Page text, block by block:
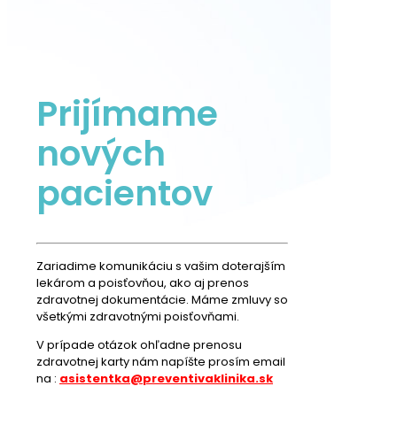
Prijímame
nových
pacientov
Zariadime komunikáciu s vašim doterajším
lekárom a poisťovňou, ako aj prenos
zdravotnej dokumentácie. Máme zmluvy so
všetkými zdravotnými poisťovňami.
V prípade otázok ohľadne prenosu
zdravotnej karty nám napíšte prosím email
na : asistentka@preventivaklinika.sk